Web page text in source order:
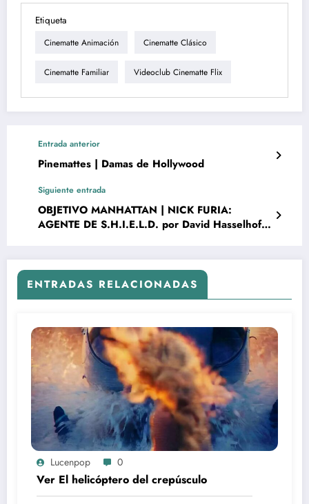
Etiqueta
Cinematte Animación Cinematte Clásico
Cinematte Familiar Videoclub Cinematte Flix
Entrada anterior
Pinemattes | Damas de Hollywood
Siguiente entrada
OBJETIVO MANHATTAN | NICK FURIA:
AGENTE DE S.H.I.E.L.D. por David Hasselhoff
ENTRADAS RELACIONADAS
Lucenpop 0
Ver El helicóptero del crepúsculo